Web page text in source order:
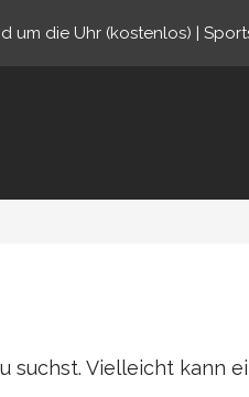
Vielleicht kann
um die Uhr (kostenlos) |